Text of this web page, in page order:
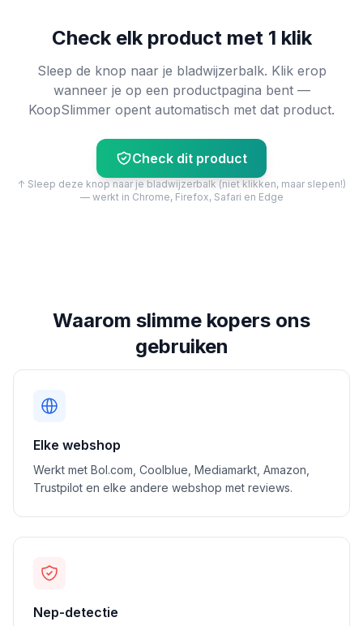
Check elk product met 1 klik
Sleep de knop naar je bladwijzerbalk. Klik erop
wanneer je op een productpagina bent —
KoopSlimmer opent automatisch met dat product.
Check dit product
↑ Sleep deze knop naar je bladwijzerbalk (niet klikken, maar slepen!)
— werkt in Chrome, Firefox, Safari en Edge
Waarom slimme kopers ons
gebruiken
Elke webshop
Werkt met Bol.com, Coolblue, Mediamarkt, Amazon,
Trustpilot en elke andere webshop met reviews.
Nep-detectie